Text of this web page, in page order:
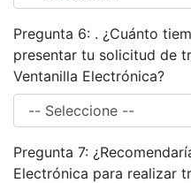
Pregunta 6: . ¿Cuánto
presentar tu solicitud de
Ventanilla Electrónica?
Pregunta 7:
Electrónica para realizar